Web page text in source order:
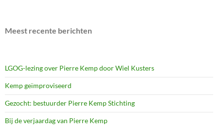
Meest recente berichten
LGOG-lezing over Pierre Kemp door Wiel Kusters
Kemp geïmproviseerd
Gezocht: bestuurder Pierre Kemp Stichting
Bij de verjaardag van Pierre Kemp